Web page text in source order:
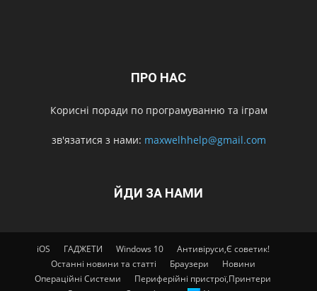
ПРО НАС
Корисні поради по програмуванню та іграм
зв'язатися з нами: maxwelhhelp@gmail.com
ЙДИ ЗА НАМИ
iOS ГАДЖЕТИ Windows 10
Антивіруси,Є советик!
Останні новини та статті
Браузери
Новини
Операційні Системи
Периферійні пристрої,Принтери